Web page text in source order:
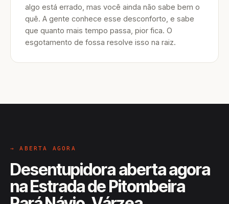
algo está errado, mas você ainda não sabe bem o
quê. A gente conhece esse desconforto, e sabe
que quanto mais tempo passa, pior fica. O
esgotamento de fossa resolve isso na raiz.
→ ABERTA AGORA
Desentupidora aberta agora
na Estrada de Pitombeira